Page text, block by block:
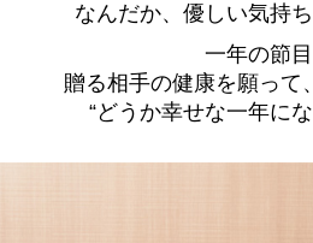
なんだか、優しい気持
一年の節
贈る相手の健康を願って
“どうか幸せな一年に